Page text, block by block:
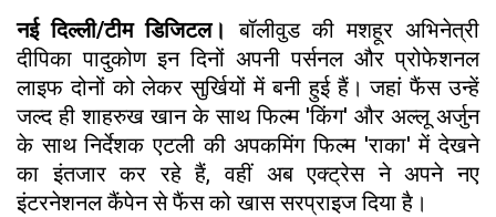
नई दिल्ली/टीम डिजिटल।बॉलीवुड की मशहूर अभिनेत्री
दीपिका पादुकोण इन दिनों अपनी पर्सनल और प्रोफेशनल
लाइफ दोनों को लेकर सुर्खियों में बनी हुई हैं। जहां फैंस उन्हें
जल्द ही शाहरुख खान के साथ फिल्म 'किंग' और अल्लू अर्जुन
के साथ निर्देशक एटली की अपकमिंग फिल्म 'राका' में देखने
का इंतजार कर रहे हैं, वहीं अब एक्ट्रेस ने अपने नए
इंटरनेशनल कैंपेन से फैंस को खास सरप्राइज दिया है।